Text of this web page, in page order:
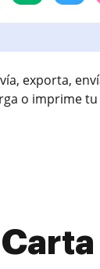
exporta,
o imprime